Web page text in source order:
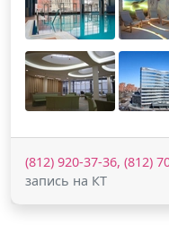
(812) 920-37-36, (812)
запись на КТ